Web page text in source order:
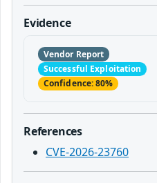
Evidence
Vendor Report
Successful Exploitation
Confidence: 80%
References
CVE-2026-23760